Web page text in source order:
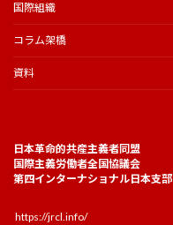
国際組織
コラム架橋
資料
日本革命的共産主義者同盟
国際主義労働者全国協議会
第四インターナショナル日本支部
https://jrcl.info/